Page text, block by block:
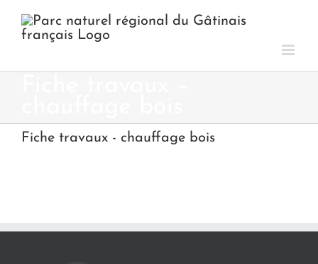
contenu
Fiche travaux - chauffage bois